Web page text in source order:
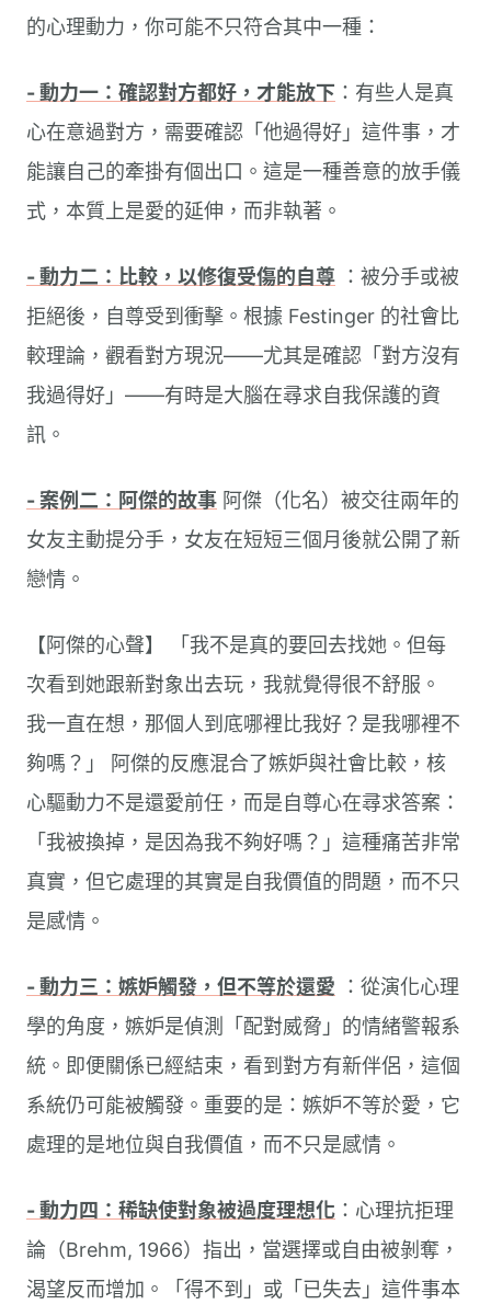
的心理動力，你可能不只符合其中一種：
- 動力一：確認對方都好，才能放下 ：有些人是真
心在意過對方，需要確認「他過得好」這件事，才
能讓自己的牽掛有個出口。這是一種善意的放手儀
式，本質上是愛的延伸，而非執著。
- 動力二：比較，以修復受傷的自尊 ：被分手或被
拒絕後，自尊受到衝擊。根據 Festinger 的社會比
較理論，觀看對方現況——尤其是確認「對方沒有
我過得好」——有時是大腦在尋求自我保護的資
訊。
- 案例二：阿傑的故事 阿傑（化名）被交往兩年的
女友主動提分手，女友在短短三個月後就公開了新
戀情。
【阿傑的心聲】 「我不是真的要回去找她。但每
次看到她跟新對象出去玩，我就覺得很不舒服。
我一直在想，那個人到底哪裡比我好？是我哪裡不
夠嗎？」 阿傑的反應混合了嫉妒與社會比較，核
心驅動力不是還愛前任，而是自尊心在尋求答案：
「我被換掉，是因為我不夠好嗎？」這種痛苦非常
真實，但它處理的其實是自我價值的問題，而不只
是感情。
- 動力三：嫉妒觸發，但不等於還愛 ：從演化心理
學的角度，嫉妒是偵測「配對威脅」的情緒警報系
統。即便關係已經結束，看到對方有新伴侶，這個
系統仍可能被觸發。重要的是：嫉妒不等於愛，它
處理的是地位與自我價值，而不只是感情。
- 動力四：稀缺使對象被過度理想化 ：心理抗拒理
論（Brehm, 1966）指出，當選擇或自由被剝奪，
渴望反而增加。「得不到」或「已失去」這件事本